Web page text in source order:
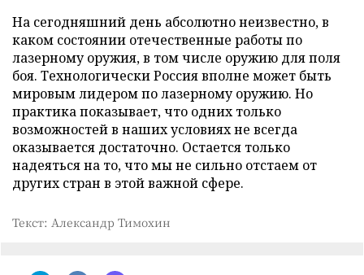
На сегодняшний день абсолютно неизвестно, в
каком состоянии отечественные работы по
лазерному оружия, в том числе оружию для поля
боя. Технологически Россия вполне может быть
мировым лидером по лазерному оружию. Но
практика показывает, что одних только
возможностей в наших условиях не всегда
оказывается достаточно. Остается только
надеяться на то, что мы не сильно отстаем от
других стран в этой важной сфере.
Текст: Александр Тимохин